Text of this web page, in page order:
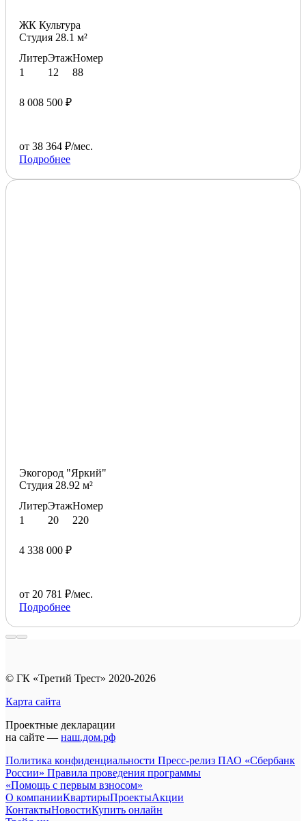
ЖК Культура
Студия 28.1 м²
Литер
1
Этаж
12
Номер
88
8 008 500 ₽
от 38 364 ₽/мес.
Подробнее
Экогород "Яркий"
Студия 28.92 м²
Литер
1
Этаж
20
Номер
220
4 338 000 ₽
от 20 781 ₽/мес.
Подробнее
© ГК «Третий Трест» 2020-2026
Карта сайта
Проектные декларации
на сайте — наш.дом.рф
Политика конфиденциальности Пресс-релиз ПАО «Сбербанк
России» Правила проведения программы
«Помощь с первым взносом»
О компанииКвартирыПроектыАкции
КонтактыНовостиКупить онлайн